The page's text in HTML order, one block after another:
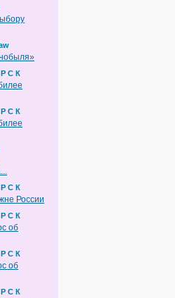
С К
С К
С К
России
С К
об
С К
об
С К